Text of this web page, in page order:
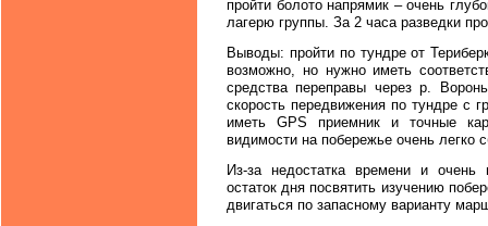
пройти болото напрямик – очень
лагерю группы. За 2 часа разведки
Выводы: пройти по тундре от
возможно, но нужно иметь
средства переправы через р.
скорость передвижения по тундре с
иметь GPS приемник и точные
видимости на побережье очень легко
Из-за недостатка времени и
остаток дня посвятить изучению
двигаться по запасному варианту